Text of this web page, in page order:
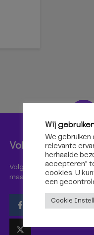
Volg ons!
Volg Omroep Tilburg niet
maar ook via social
Wij
We
relevante
herhaalde
accepteren"
cookies. U
een
Cookie